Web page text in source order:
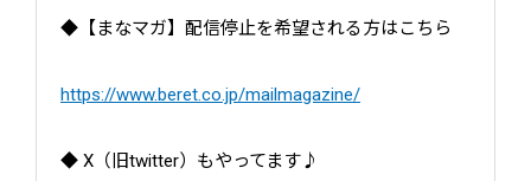
◆【まなマガ】配信停止を希望される方はこちら
https://www.beret.co.jp/mailmagazine/
◆ X（旧twitter）もやってます♪